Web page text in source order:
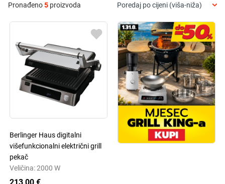
Pronađeno5 proizvoda Poredaj po cijeni (viša-niža)
Berlinger Haus digitalni
višefunkcionalni električni grill
pekač
Veličina: 2000 W